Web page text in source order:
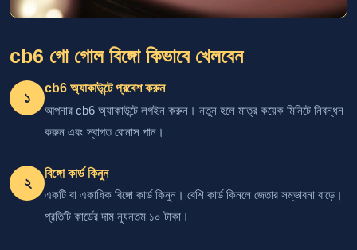
cb6 গো গোল বিঙ্গো কিভাবে খেলবেন
১
cb6 অ্যাকাউন্টে প্রবেশ করুন
আপনার cb6 অ্যাকাউন্টে লগইন করুন। নতুন হলে মাত্র কয়েক মিনিটে নিবন্ধন
করুন এবং স্বাগত বোনাস পান।
২
বিঙ্গো কার্ড কিনুন
একটি বা একাধিক বিঙ্গো কার্ড কিনুন। বেশি কার্ড কিনলে জেতার সম্ভাবনা বাড়ে।
প্রতিটি কার্ডের দাম ন্যূনতম ১০ টাকা।